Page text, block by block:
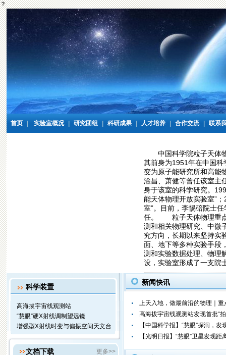
？
首页 实验室概况 研究团组 科研成果 人才培养 合作交流 联系
中国科学院粒子天体物
其前身为1951年在中国
变为原子能研究所和高能
淦昌、萧健等曾任该室主
身于该室的科学研究。
能天体物理开放实验室”
室”。目前，李惕碚院士
任。 粒子天体物理重点
测和相关物理研究、中微
究方向，长期以来坚持实
面、地下等多种实验手段
测和实验数据处理、物理
设，实验室形成了一支院
科学装置
高海拔宇宙线观测站
“慧眼”硬X射线调制望远镜
增强型X射线时变与偏振空间天文台
更多>>
文档下载
新闻快讯
上天入地，做最前沿的物理｜重
高海拔宇宙线观测站发现首批“
【中国科学报】“慧眼”探洞，
【光明日报】“慧眼”卫星发现